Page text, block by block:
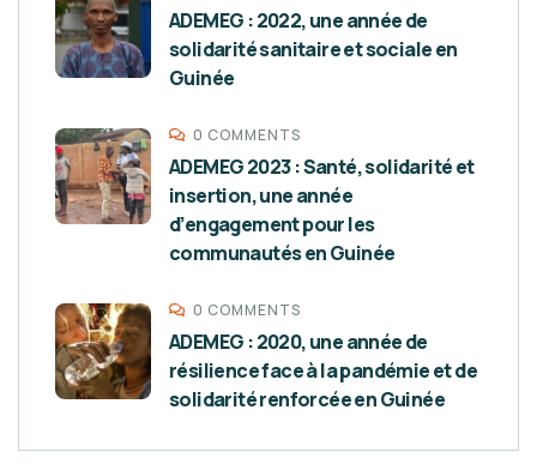
ADEMEG : 2022, une année de
solidarité sanitaire et sociale en
Guinée
0 COMMENTS
ADEMEG 2023 : Santé, solidarité et
insertion, une année
d’engagement pour les
communautés en Guinée
0 COMMENTS
ADEMEG : 2020, une année de
résilience face à la pandémie et de
solidarité renforcée en Guinée